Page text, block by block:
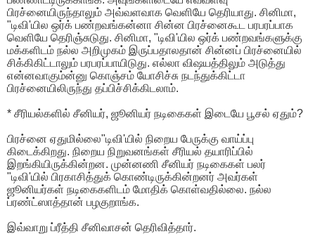
பிரச்னையிருந்தாலும் அவ்வளவாக வெளியே தெரியாது. சினிமா,
"டிவி'யில ஒர்க் பண்றவங்கன்னா சின்ன பிரச்னைகூட பரபரப்பாக
வெளியே தெரிஞ்சுடுது. சினிமா, "டிவி'யில ஒர்க் பண்றவங்களுக்கு
மக்களிடம் நல்ல அறிமுகம் இருப்பதாலதான் சின்னப் பிரச்னையில்
சிக்கிகிட்டாலும் பரபரப்பாயிடுது. எல்லா விஷயத்திலும் அடுத்து
என்னவாகும்ன்னு கொஞ்சம் யோசிச்சு நடந்துக்கிட்டா
பிரச்னையிலிருந்து தப்பிச்சிக்கிடலாம்.
* சீரியல்களில் சீனியர், ஜூனியர் நடிகைகள் இடையே பூசல் ஏதும்?
பிரச்னை ஏதுமில்லை"டிவி'யில் நிறைய பேருக்கு வாய்ப்பு
கிடைக்கிறது. நிறைய நிறுவனங்கள் சீரியல் தயாரிப்பில்
இறங்கியிருக்கின்றன. முன்னணி சீனியர் நடிகைகள் பலர்
"டிவி'யில் பிரகாசித்துக் கொண்டிருக்கின்றனர் அவர்கள்
ஜூனியர்கள் நடிகைகளிடம் மோதிக் கொள்வதில்லை. நல்ல
ப்ரண்ட்ஸாத்தான் பழகுறாங்க.
இவ்வாறு ப்ரீத்தி சீனிவாசன் தெரிவித்தார்.